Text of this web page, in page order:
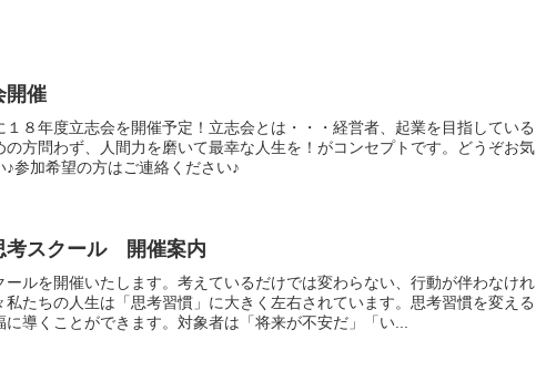
開催
１８年度立志会を開催予定！立志会とは・・・経営者、起業を目指している
の方問わず、人間力を磨いて最幸な人生を！がコンセプトです。どうぞお気
参加希望の方はご連絡ください♪
スクール 開催案内
ールを開催いたします。考えているだけでは変わらない、行動が伴わなけれ
私たちの人生は「思考習慣」に大きく左右されています。思考習慣を変える
に導くことができます。対象者は「将来が不安だ」「い...